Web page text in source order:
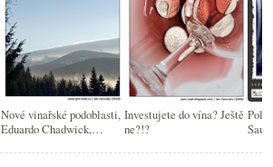
Nové vinařské podoblasti,
Eduardo Chadwick,
Investujete do vína? Ještě
ne?!?
blog